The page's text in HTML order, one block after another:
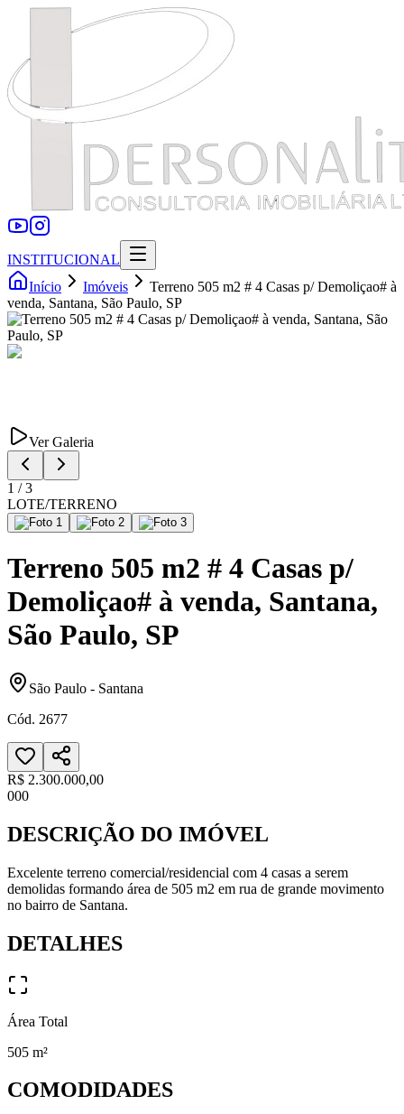
INSTITUCIONAL
Início
Imóveis
Terreno 505 m2 # 4 Casas p/ Demoliçao# à
venda, Santana, São Paulo, SP
Ver Galeria
1 /3
LOTE/TERRENO
Terreno 505 m2 # 4 Casas p/
Demoliçao# à venda, Santana,
São Paulo, SP
São Paulo - Santana
Cód. 2677
R$ 2.300.000,00
000
DESCRIÇÃO DO IMÓVEL
Excelente terreno comercial/residencial com 4 casas a serem
demolidas formando área de 505 m2 em rua de grande movimento
no bairro de Santana.
DETALHES
Área Total
505 m²
COMODIDADES